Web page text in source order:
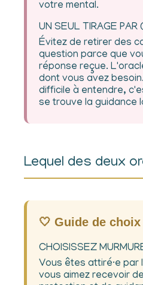
votre mental.
UN SEUL TIRAGE PAR
Évitez de retirer des
question parce que
réponse reçue.
dont vous avez
difficile à entendre,
se trouve la guidance
Lequel des deux
🤍 Guide de
CHOISISSEZ
Vous êtes attiré·e par
vous aimez recevoir